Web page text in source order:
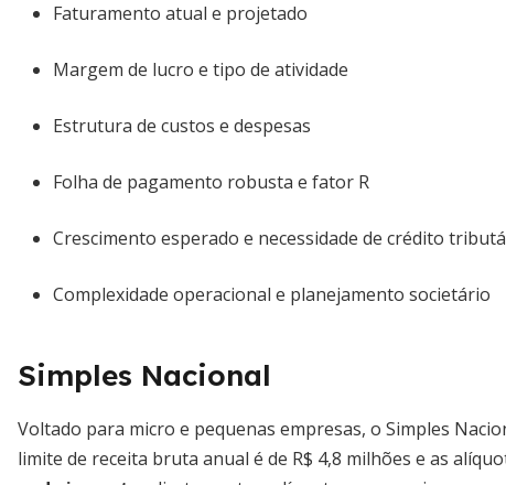
Faturamento atual e projetado
Margem de lucro e tipo de atividade
Estrutura de custos e despesas
Folha de pagamento robusta e fator R
Crescimento esperado e necessidade de crédito
Complexidade operacional e planejamento societário
Simples Nacional
Voltado para micro e pequenas empresas, o Simples
limite de receita bruta anual é de R$ 4,8 milhões e as